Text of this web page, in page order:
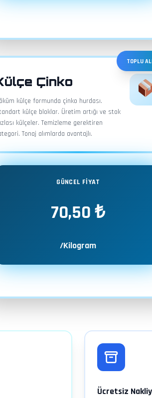
TOPLU
Çinko
külçe formunda çinko hurdası.
külçe bloklar. Üretim artığı ve stok
külçeler. Temizleme gerektiren
Tonaj alımlarda avantajlı.
GÜNCEL FİYAT
70,50 ₺
/Kilogram
Ücretsiz